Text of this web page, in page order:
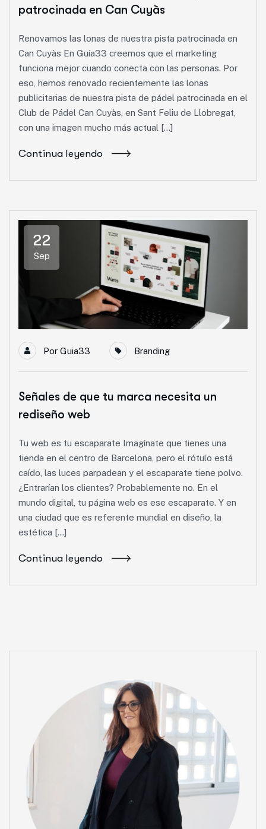
patrocinada en Can Cuyàs
Renovamos las lonas de nuestra pista patrocinada en
Can Cuyàs En Guía33 creemos que el marketing
funciona mejor cuando conecta con las personas. Por
eso, hemos renovado recientemente las lonas
publicitarias de nuestra pista de pádel patrocinada en el
Club de Pádel Can Cuyàs, en Sant Feliu de Llobregat,
con una imagen mucho más actual […]
Continua leyendo
22
Sep
Por Guia33 Branding
Señales de que tu marca necesita un
rediseño web
Tu web es tu escaparate Imagínate que tienes una
tienda en el centro de Barcelona, pero el rótulo está
caído, las luces parpadean y el escaparate tiene polvo.
¿Entrarían los clientes? Probablemente no. En el
mundo digital, tu página web es ese escaparate. Y en
una ciudad que es referente mundial en diseño, la
estética […]
Continua leyendo